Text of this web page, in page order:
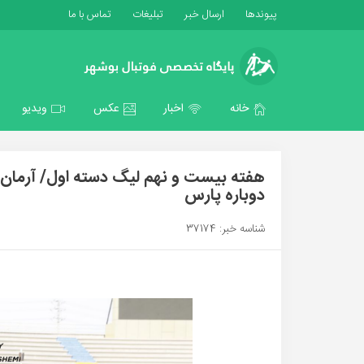
پیوندها ارسال خبر تبلیغات تماس با ما
خانه اخبار عکس ویدیو
دوباره پارس
شناسه خبر: 37174